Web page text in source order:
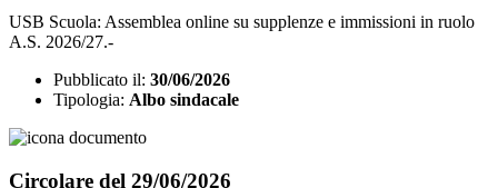
USB Scuola: Assemblea online su supplenze e immissioni in ruolo
A.S. 2026/27.-
Pubblicato il: 30/06/2026
Tipologia: Albo sindacale
Circolare del 29/06/2026